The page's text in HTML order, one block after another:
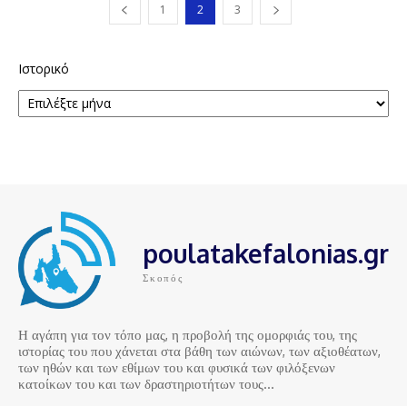
1 2 3
Ιστορικό
poulatakefalonias.gr
Σκοπός
Η αγάπη για τον τόπο μας, η προβολή της ομορφιάς του, της
ιστορίας του που χάνεται στα βάθη των αιώνων, των αξιοθέατων,
των ηθών και των εθίμων του και φυσικά των φιλόξενων
κατοίκων του και των δραστηριοτήτων τους…